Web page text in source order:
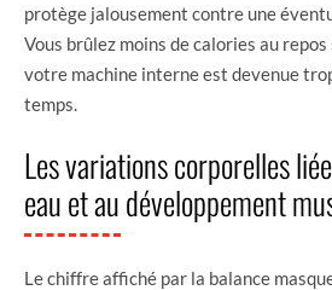
protège jalousement contre une
Vous brûlez moins de calories au
votre machine interne est devenue
temps.
Les variations corporelles
eau et au développement
Le chiffre affiché par la balance